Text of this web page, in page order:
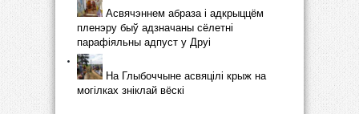
Асвячэннем абраза і адкрыццём
пленэру быў адзначаны сёлетні
парафіяльны адпуст у Друі
На Глыбоччыне асвяцілі крыж на
могілках зніклай вёскі